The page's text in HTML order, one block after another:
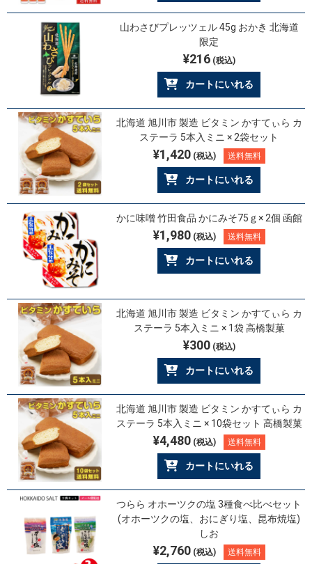
山わさびプレッツェル 45g おかき 北海道
限定
¥216(税込)
カートにいれる
北海道 旭川市 製造 ビタミン かすてぃら カ
ステーラ 5本入ミニ × 2袋セット
¥1,420(税込) 送料無料
カートにいれる
かに味噌 竹田食品 かにみそ75ｇ× 2個 函館
¥1,980(税込) 送料無料
カートにいれる
北海道 旭川市 製造 ビタミン かすてぃら カ
ステーラ 5本入ミニ × 1袋 高橋製菓
¥300(税込)
カートにいれる
北海道 旭川市 製造 ビタミン かすてぃら カ
ステーラ 5本入ミニ × 10袋セット 高橋製菓
¥4,480(税込) 送料無料
カートにいれる
つらら オホーツクの塩 3種食べ比べセット
(オホーツクの塩、おにぎり塩、昆布焼塩)
しお
¥2,760(税込) 送料無料